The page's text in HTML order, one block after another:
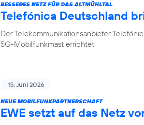
BESSERES NETZ FÜR DAS ALTMÜHLTAL
Telefónica Deutschland
Der Telekommunikationsanbieter
5G-Mobilfunkmast errichtet
15. Juni 2026
NEUE MOBILFUNKPARTNERSCHAFT
EWE setzt auf das Netz